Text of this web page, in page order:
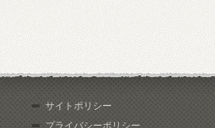
サイトポリシー
プライバシーポリシー